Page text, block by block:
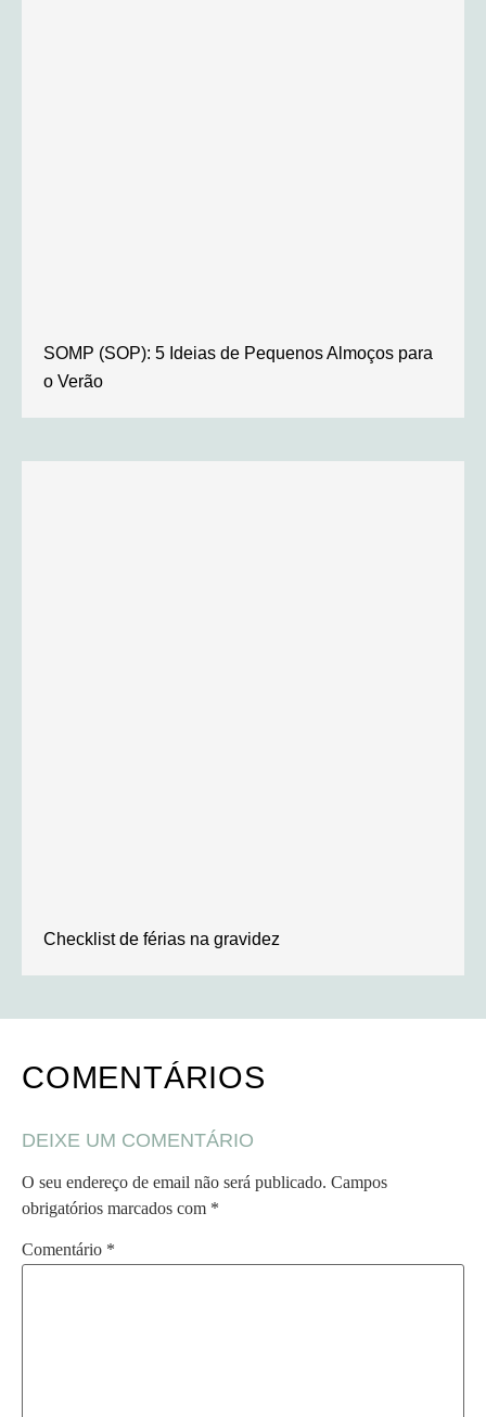
SOMP (SOP): 5 Ideias de Pequenos Almoços para
o Verão
Checklist de férias na gravidez
COMENTÁRIOS
DEIXE UM COMENTÁRIO
O seu endereço de email não será publicado. Campos
obrigatórios marcados com *
Comentário *